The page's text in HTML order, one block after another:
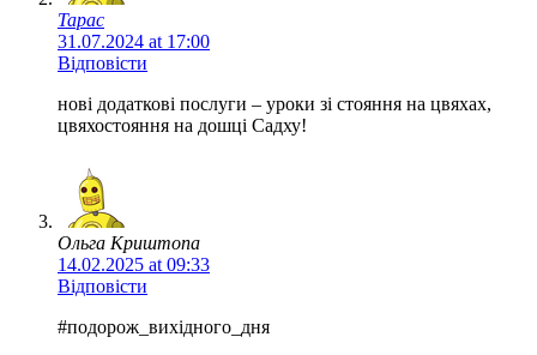
Тарас
31.07.2024 at 17:00
Відповісти
нові додаткові послуги – уроки зі стояння на цвяхах,
цвяхостояння на дошці Садху!
Ольга Криштопа
14.02.2025 at 09:33
Відповісти
#подорож_вихідного_дня